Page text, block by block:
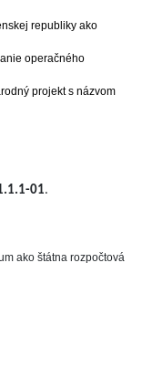
republiky ako
operačného
projekt s názvom
01.
ako štátna rozpočtová